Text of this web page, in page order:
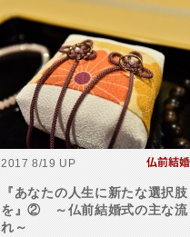
2017 8/19 UP
『あなたの人生に新たな選択肢
を』② ～仏前結婚式の主な流
れ～